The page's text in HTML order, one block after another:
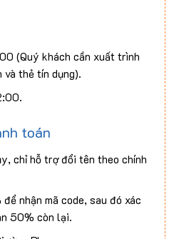
(Quý khách cần xuất trình
thẻ tín dụng).
toán
chỉ hỗ trợ đổi tên theo chính
nhận mã code, sau đó xác
50% còn lại.